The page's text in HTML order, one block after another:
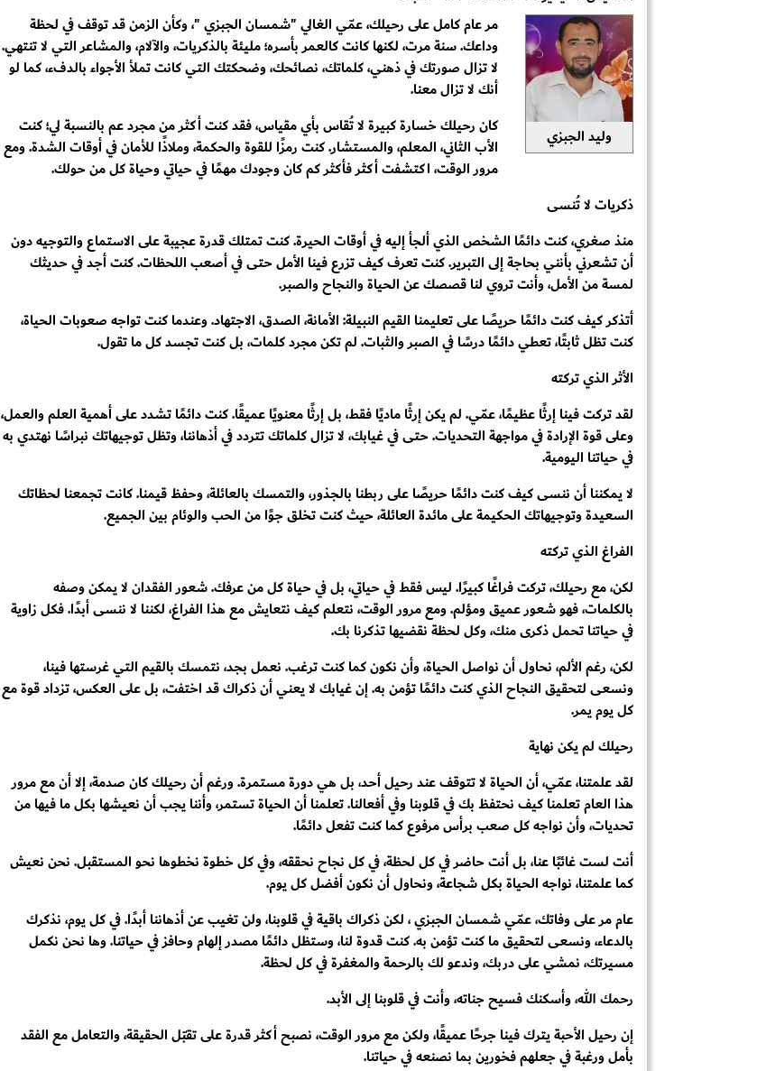
وليد الجبزي
مر عام كامل على رحيلك، عمّي الغالي "شمسان الجبزي "، وكأن الزمن قد توقف في لحظة
وداعك. سنة مرت، لكنها كانت كالعمر بأسره؛ مليئة بالذكريات، والآلام، والمشاعر التي لا تنتهي.
لا تزال صورتك في ذهني، كلماتك، نصائحك، وضحكتك التي كانت تملأ الأجواء بالدفء، كما لو
أنك لا تزال معنا.
كان رحيلك خسارة كبيرة لا تُقاس بأي مقياس، فقد كنت أكثر من مجرد عم بالنسبة لي؛ كنت
الأب الثاني، المعلم، والمستشار. كنت رمزًا للقوة والحكمة، وملاذًا للأمان في أوقات الشدة. ومع
مرور الوقت، اكتشفت أكثر فأكثر كم كان وجودك مهمًا في حياتي وحياة كل من حولك.
ذكريات لا تُنسى
منذ صغري، كنت دائمًا الشخص الذي ألجأ إليه في أوقات الحيرة. كنت تمتلك قدرة عجيبة على الاستماع والتوجيه دون
أن تشعرني بأنني بحاجة إلى التبرير. كنت تعرف كيف تزرع فينا الأمل حتى في أصعب اللحظات. كنت أجد في حديثك
لمسة من الأمل، وأنت تروي لنا قصصك عن الحياة والنجاح والصبر.
أتذكر كيف كنت دائمًا حريصًا على تعليمنا القيم النبيلة: الأمانة، الصدق، الاجتهاد. وعندما كنت تواجه صعوبات الحياة،
كنت تظل ثابتًا، تعطي دائمًا درسًا في الصبر والثبات. لم تكن مجرد كلمات، بل كنت تجسد كل ما تقول.
الأثر الذي تركته
لقد تركت فينا إرثًا عظيمًا، عمّي. لم يكن إرثًا ماديًا فقط، بل إرثًا معنويًا عميقًا. كنت دائمًا تشدد على أهمية العلم والعمل،
وعلى قوة الإرادة في مواجهة التحديات. حتى في غيابك، لا تزال كلماتك تتردد في أذهاننا، وتظل توجيهاتك نبراسًا نهتدي به
في حياتنا اليومية.
لا يمكننا أن ننسى كيف كنت دائمًا حريصًا على ربطنا بالجذور، والتمسك بالعائلة، وحفظ قيمنا. كانت تجمعنا لحظاتك
السعيدة وتوجيهاتك الحكيمة على مائدة العائلة، حيث كنت تخلق جوًا من الحب والوئام بين الجميع.
الفراغ الذي تركته
لكن، مع رحيلك، تركت فراغًا كبيرًا. ليس فقط في حياتي، بل في حياة كل من عرفك. شعور الفقدان لا يمكن وصفه
بالكلمات، فهو شعور عميق ومؤلم. ومع مرور الوقت، نتعلم كيف نتعايش مع هذا الفراغ، لكننا لا ننسى أبدًا. فكل زاوية
في حياتنا تحمل ذكرى منك، وكل لحظة نقضيها تذكرنا بك.
لكن، رغم الألم، نحاول أن نواصل الحياة، وأن نكون كما كنت ترغب. نعمل بجد، نتمسك بالقيم التي غرستها فينا،
ونسعى لتحقيق النجاح الذي كنت دائمًا تؤمن به. إن غيابك لا يعني أن ذكراك قد اختفت، بل على العكس، تزداد قوة مع
كل يوم يمر.
رحيلك لم يكن نهاية
لقد علمتنا، عمّي، أن الحياة لا تتوقف عند رحيل أحد، بل هي دورة مستمرة. ورغم أن رحيلك كان صدمة، إلا أن مع مرور
هذا العام تعلمنا كيف نحتفظ بك في قلوبنا وفي أفعالنا. تعلمنا أن الحياة تستمر، وأننا يجب أن نعيشها بكل ما فيها من
تحديات، وأن نواجه كل صعب برأس مرفوع كما كنت تفعل دائمًا.
أنت لست غائبًا عنا، بل أنت حاضر في كل لحظة، في كل نجاح نحققه، وفي كل خطوة نخطوها نحو المستقبل. نحن نعيش
كما علمتنا، نواجه الحياة بكل شجاعة، ونحاول أن نكون أفضل كل يوم.
عام مر على وفاتك، عمّي شمسان الجبزي ، لكن ذكراك باقية في قلوبنا، ولن تغيب عن أذهاننا أبدًا. في كل يوم، نذكرك
بالدعاء، ونسعى لتحقيق ما كنت تؤمن به. كنت قدوة لنا، وستظل دائمًا مصدر إلهام وحافز في حياتنا. وها نحن نكمل
مسيرتك، نمشي على دربك، وندعو لك بالرحمة والمغفرة في كل لحظة.
رحمك الله، وأسكنك فسيح جناته، وأنت في قلوبنا إلى الأبد.
إن رحيل الأحبة يترك فينا جرحًا عميقًا، ولكن مع مرور الوقت، نصبح أكثر قدرة على تقبّل الحقيقة، والتعامل مع الفقد
بأمل ورغبة في جعلهم فخورين بما نصنعه في حياتنا.